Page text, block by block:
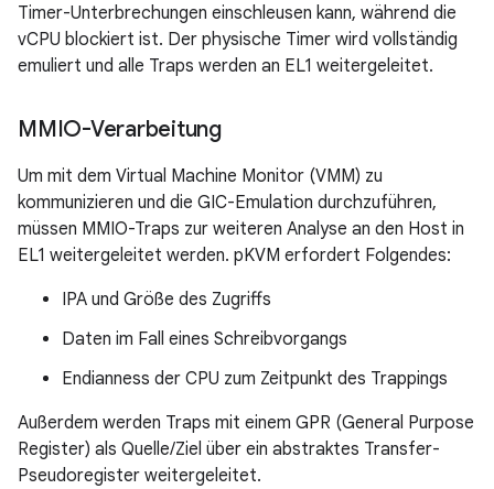
Timer-Unterbrechungen einschleusen kann, während die
vCPU blockiert ist. Der physische Timer wird vollständig
emuliert und alle Traps werden an EL1 weitergeleitet.
MMIO-Verarbeitung
Um mit dem Virtual Machine Monitor (VMM) zu
kommunizieren und die GIC-Emulation durchzuführen,
müssen MMIO-Traps zur weiteren Analyse an den Host in
EL1 weitergeleitet werden. pKVM erfordert Folgendes:
IPA und Größe des Zugriffs
Daten im Fall eines Schreibvorgangs
Endianness der CPU zum Zeitpunkt des Trappings
Außerdem werden Traps mit einem GPR (General Purpose
Register) als Quelle/Ziel über ein abstraktes Transfer-
Pseudoregister weitergeleitet.